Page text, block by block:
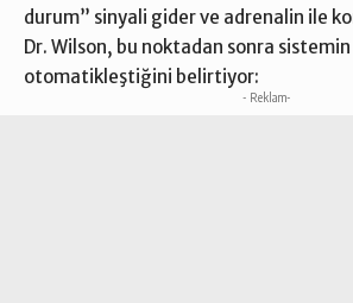
durum” sinyali gider ve adrenalin ile
Dr. Wilson, bu noktadan sonra
otomatikleştiğini belirtiyor:
- Reklam-